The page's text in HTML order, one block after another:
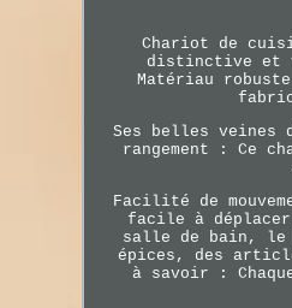
Chariot de
distinctive et
Matériau
Ses belles veines
rangement : Ce
Facilité de
facile à
salle de bain, le
épices, des
à savoir :